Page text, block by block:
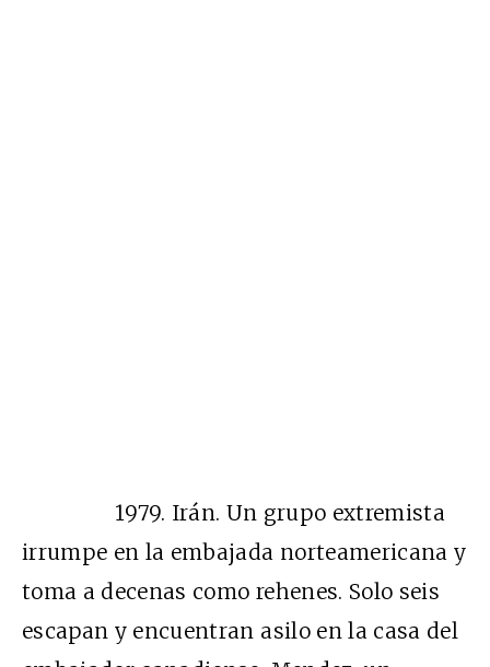
1979. Irán. Un grupo extremista
irrumpe en la embajada norteamericana y
toma a decenas como rehenes. Solo seis
escapan y encuentran asilo en la casa del